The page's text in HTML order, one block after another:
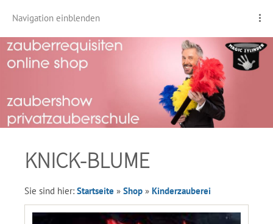
Navigation einblenden
KNICK-BLUME
Sie sind hier: Startseite » Shop » Kinderzauberei